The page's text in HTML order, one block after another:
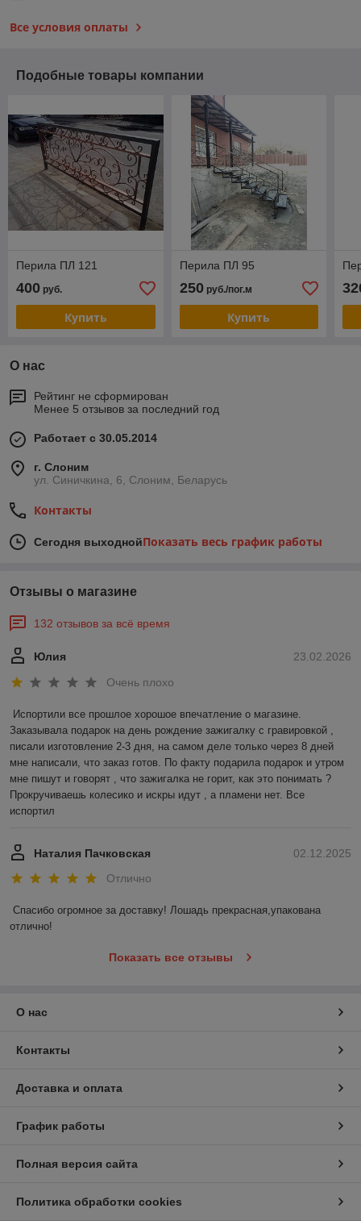
Все условия оплаты
Подобные товары компании
Перила ПЛ 121
400 руб.
Купить
Перила ПЛ 95
250руб./пог.м
Купить
О нас
Рейтинг не сформирован
Менее 5 отзывов за последний год
Работает с 30.05.2014
г. Слоним
ул. Синичкина, 6, Слоним, Беларусь
Контакты
Сегодня выходнойПоказать весь график работы
Отзывы о магазине
132 отзывов за всё время
23.02.2026
Юлия
Очень плохо
Испортили все прошлое хорошое впечатление о магазине.
Заказывала подарок на день рождение зажигалку с гравировкой ,
писали изготовление 2-3 дня, на самом деле только через 8 дней
мне написали, что заказ готов. По факту подарила подарок и утром
мне пишут и говорят , что зажигалка не горит, как это понимать ?
Прокручиваешь колесико и искры идут , а пламени нет. Все
испортил
02.12.2025
Наталия Пачковская
Отлично
Спасибо огромное за доставку! Лошадь прекрасная,упакована
отлично!
Показать все отзывы
О нас
Контакты
Доставка и оплата
График работы
Полная версия сайта
Политика обработки cookies